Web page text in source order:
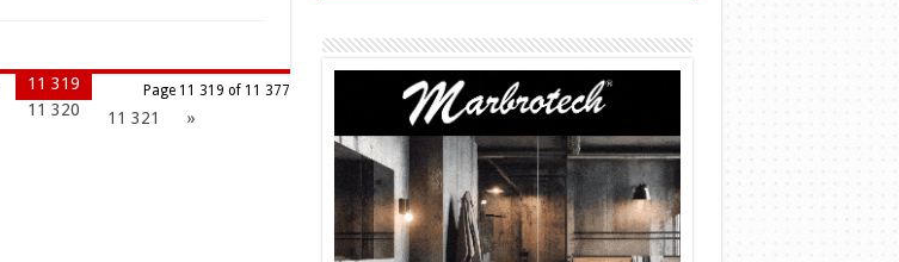
Page 11 319 of 11 377
11 319
11 320
11 321
»